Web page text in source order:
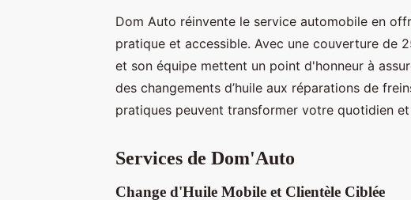
Dom Auto réinvente le service automobile en
pratique et accessible. Avec une couverture de
et son équipe mettent un point d'honneur à
des changements d’huile aux réparations de
pratiques peuvent transformer votre quotidien
Services de Dom'Auto
Change d'Huile Mobile et Clientèle Ciblée